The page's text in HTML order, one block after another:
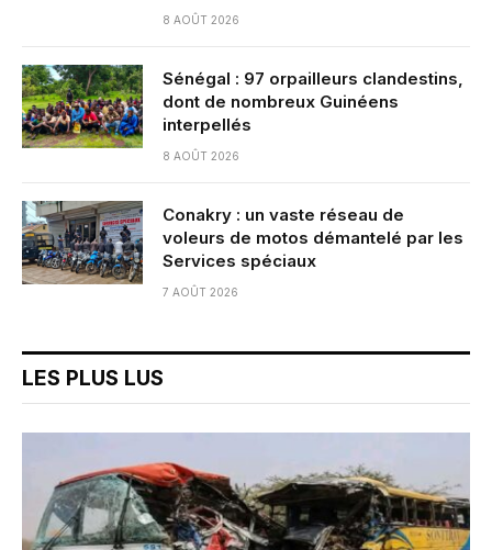
8 AOÛT 2026
Sénégal : 97 orpailleurs clandestins,
dont de nombreux Guinéens
interpellés
8 AOÛT 2026
Conakry : un vaste réseau de
voleurs de motos démantelé par les
Services spéciaux
7 AOÛT 2026
LES PLUS LUS